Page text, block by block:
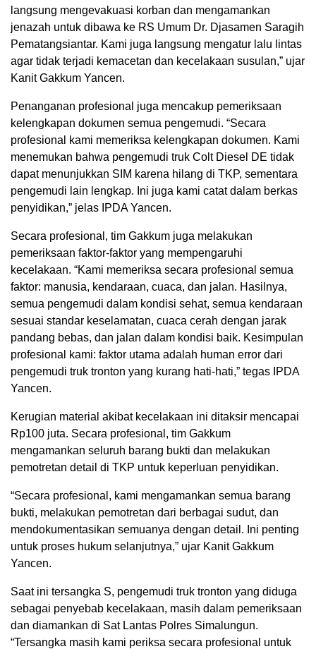
langsung mengevakuasi korban dan mengamankan
jenazah untuk dibawa ke RS Umum Dr. Djasamen Saragih
Pematangsiantar. Kami juga langsung mengatur lalu lintas
agar tidak terjadi kemacetan dan kecelakaan susulan,” ujar
Kanit Gakkum Yancen.
Penanganan profesional juga mencakup pemeriksaan
kelengkapan dokumen semua pengemudi. “Secara
profesional kami memeriksa kelengkapan dokumen. Kami
menemukan bahwa pengemudi truk Colt Diesel DE tidak
dapat menunjukkan SIM karena hilang di TKP, sementara
pengemudi lain lengkap. Ini juga kami catat dalam berkas
penyidikan,” jelas IPDA Yancen.
Secara profesional, tim Gakkum juga melakukan
pemeriksaan faktor-faktor yang mempengaruhi
kecelakaan. “Kami memeriksa secara profesional semua
faktor: manusia, kendaraan, cuaca, dan jalan. Hasilnya,
semua pengemudi dalam kondisi sehat, semua kendaraan
sesuai standar keselamatan, cuaca cerah dengan jarak
pandang bebas, dan jalan dalam kondisi baik. Kesimpulan
profesional kami: faktor utama adalah human error dari
pengemudi truk tronton yang kurang hati-hati,” tegas IPDA
Yancen.
Kerugian material akibat kecelakaan ini ditaksir mencapai
Rp100 juta. Secara profesional, tim Gakkum
mengamankan seluruh barang bukti dan melakukan
pemotretan detail di TKP untuk keperluan penyidikan.
“Secara profesional, kami mengamankan semua barang
bukti, melakukan pemotretan dari berbagai sudut, dan
mendokumentasikan semuanya dengan detail. Ini penting
untuk proses hukum selanjutnya,” ujar Kanit Gakkum
Yancen.
Saat ini tersangka S, pengemudi truk tronton yang diduga
sebagai penyebab kecelakaan, masih dalam pemeriksaan
dan diamankan di Sat Lantas Polres Simalungun.
“Tersangka masih kami periksa secara profesional untuk